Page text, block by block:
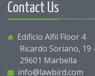
Contact Us
Edificio Alfil Floor 4
Ricardo Soriano, 19
29601 Marbella
info@lawbird.com